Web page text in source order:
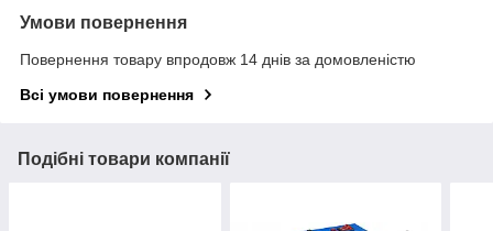
Умови повернення
Повернення товару впродовж 14 днів за домовленістю
Всі умови повернення
Подібні товари компанії